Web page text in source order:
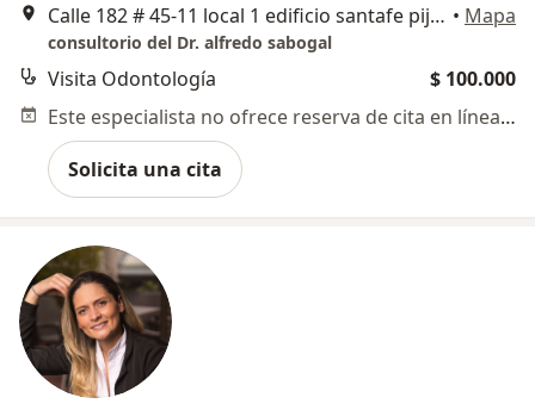
Calle 182 # 45-11 local 1 edificio santafe pijao, Bogotá • Mapa
consultorio del Dr. alfredo sabogal
Visita Odontología
$ 100.000
Este especialista no ofrece reserva de cita en línea en esta dirección.
Solicita una cita